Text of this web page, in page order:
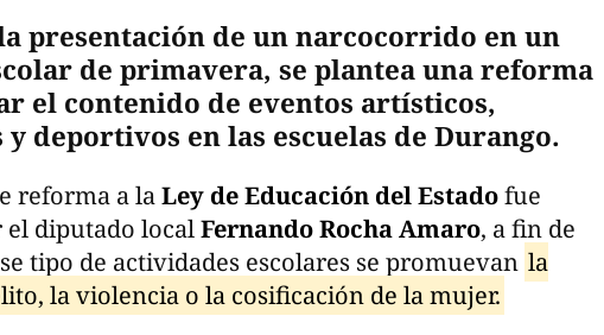
presentación de un narcocorrido en un
de primavera, se plantea una reforma
el contenido de eventos artísticos,
deportivos en las escuelas de Durango.
reforma a laLey de Educación del Estadofue
el diputado localFernando Rocha Amaro, a fin de
tipo de actividades escolares se promuevan la
la violencia o la cosificación de la mujer.